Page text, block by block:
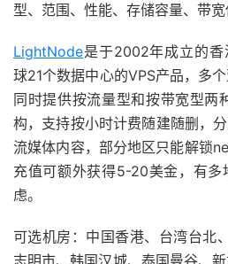
型、范围、性能、存储容量、带宽
LightNode是于2002年成立的
球21个数据中心的VPS产品，多
同时提供按流量型和按带宽型两
构，支持按小时计费随建随删，
流媒体内容，部分地区只能解锁
充值可额外获得5-20美金，有多
虑。
可选机房：中国香港、台湾台北
志明市、韩国汉城、泰国曼谷、